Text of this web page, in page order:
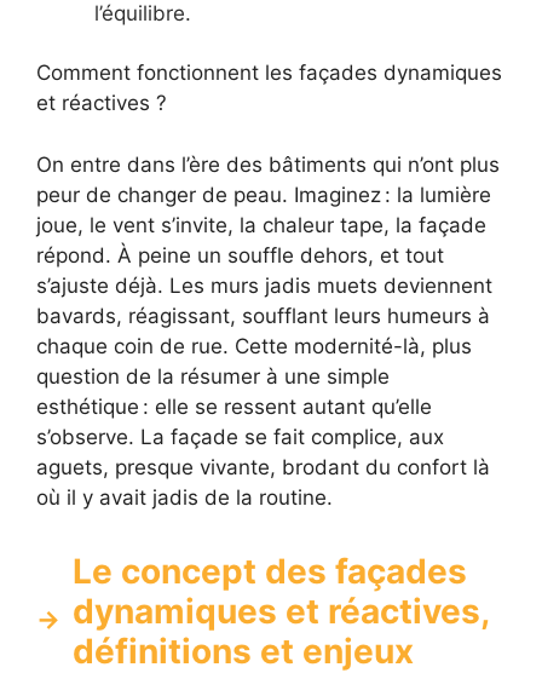
l’équilibre.
Comment fonctionnent les façades dynamiques
et réactives ?
On entre dans l’ère des bâtiments qui n’ont plus
peur de changer de peau. Imaginez : la lumière
joue, le vent s’invite, la chaleur tape, la façade
répond. À peine un souffle dehors, et tout
s’ajuste déjà. Les murs jadis muets deviennent
bavards, réagissant, soufflant leurs humeurs à
chaque coin de rue. Cette modernité-là, plus
question de la résumer à une simple
esthétique : elle se ressent autant qu’elle
s’observe. La façade se fait complice, aux
aguets, presque vivante, brodant du confort là
où il y avait jadis de la routine.
Le concept des façades
dynamiques et réactives,
définitions et enjeux